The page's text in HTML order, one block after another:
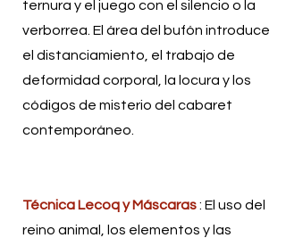
ternura y el juego con el silencio o la
verborrea. El área del bufón introduce
el distanciamiento, el trabajo de
deformidad corporal, la locura y los
códigos de misterio del cabaret
contemporáneo.
Técnica Lecoq y Máscaras: El uso del
reino animal, los elementos y las